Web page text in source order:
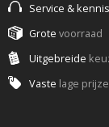
Service & kennis
Grote voorraad
Uitgebreide
Vaste lage